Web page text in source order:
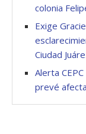
colonia
Exige
Ciudad
Alerta
prevé